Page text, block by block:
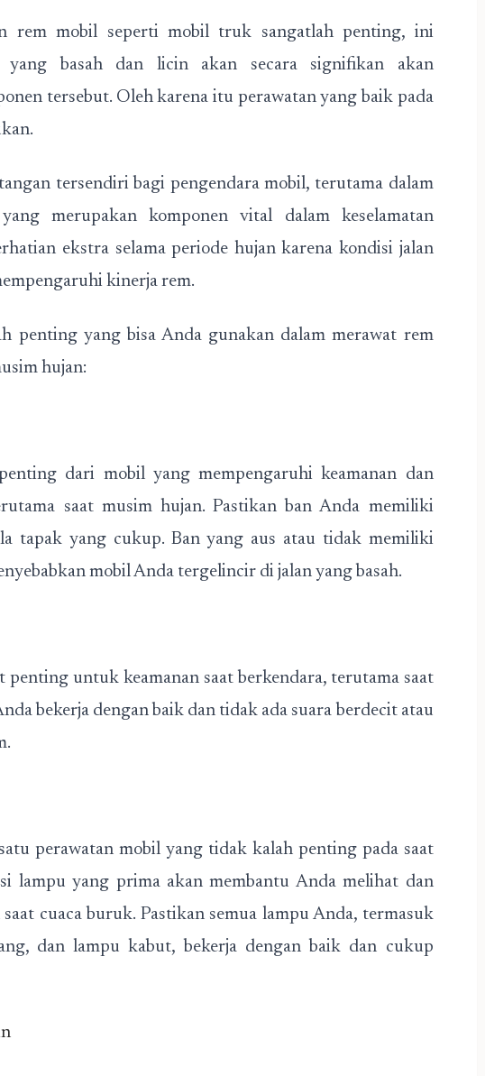
rem mobil seperti mobil truk sangatlah penting, ini
yang basah dan licin akan secara signifikan akan
tersebut. Oleh karena itu perawatan yang baik pada
tersendiri bagi pengendara mobil, terutama dalam
merupakan komponen vital dalam keselamatan
ekstra selama periode hujan karena kondisi jalan
kinerja rem.
penting yang bisa Anda gunakan dalam merawat rem
hujan:
dari mobil yang mempengaruhi keamanan dan
saat musim hujan. Pastikan ban Anda memiliki
tapak yang cukup. Ban yang aus atau tidak memiliki
mobil Anda tergelincir di jalan yang basah.
penting untuk keamanan saat berkendara, terutama saat
bekerja dengan baik dan tidak ada suara berdecit atau
perawatan mobil yang tidak kalah penting pada saat
lampu yang prima akan membantu Anda melihat dan
cuaca buruk. Pastikan semua lampu Anda, termasuk
dan lampu kabut, bekerja dengan baik dan cukup